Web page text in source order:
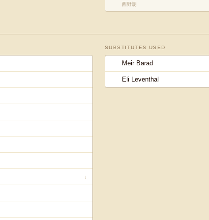
西野朗
↓
SUBSTITUTES USED
Meir Barad
Eli Leventhal